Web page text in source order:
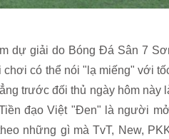
dự giải do Bóng Đá Sân 7
có thể nói "lạ miếng" với
trước đối thủ ngày hôm này
đạo Việt "Đen" là người
những gì mà TvT, New,